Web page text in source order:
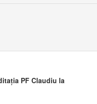
PF Claudiu la